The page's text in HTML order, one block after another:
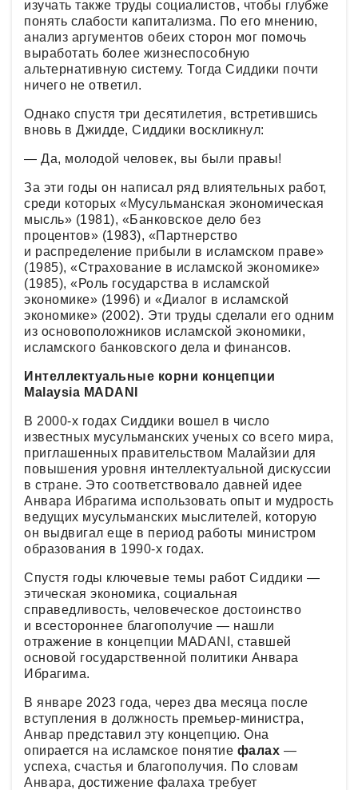
изучать также труды социалистов, чтобы глубже
понять слабости капитализма. По его мнению,
анализ аргументов обеих сторон мог помочь
выработать более жизнеспособную
альтернативную систему. Тогда Сиддики почти
ничего не ответил.
Однако спустя три десятилетия, встретившись
вновь в Джидде, Сиддики воскликнул:
— Да, молодой человек, вы были правы!
За эти годы он написал ряд влиятельных работ,
среди которых «Мусульманская экономическая
мысль» (1981), «Банковское дело без
процентов» (1983), «Партнерство
и распределение прибыли в исламском праве»
(1985), «Страхование в исламской экономике»
(1985), «Роль государства в исламской
экономике» (1996) и «Диалог в исламской
экономике» (2002). Эти труды сделали его одним
из основоположников исламской экономики,
исламского банковского дела и финансов.
Интеллектуальные корни концепции
Malaysia MADANI
В 2000-х годах Сиддики вошел в число
известных мусульманских ученых со всего мира,
приглашенных правительством Малайзии для
повышения уровня интеллектуальной дискуссии
в стране. Это соответствовало давней идее
Анвара Ибрагима использовать опыт и мудрость
ведущих мусульманских мыслителей, которую
он выдвигал еще в период работы министром
образования в 1990-х годах.
Спустя годы ключевые темы работ Сиддики —
этическая экономика, социальная
справедливость, человеческое достоинство
и всестороннее благополучие — нашли
отражение в концепции MADANI, ставшей
основой государственной политики Анвара
Ибрагима.
В январе 2023 года, через два месяца после
вступления в должность премьер-министра,
Анвар представил эту концепцию. Она
опирается на исламское понятие фалах —
успеха, счастья и благополучия. По словам
Анвара, достижение фалаха требует